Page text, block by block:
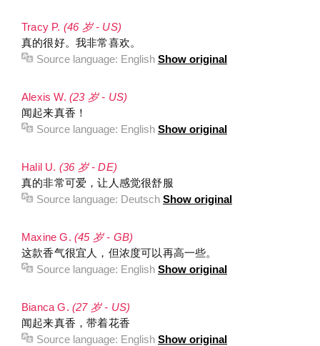
Tracy P. (46 岁 - US)
真的很好。我非常喜欢。
Source language: English Show original
Alexis W. (23 岁 - US)
闻起来真香！
Source language: English Show original
Halil U. (36 岁 - DE)
真的非常可爱，让人感觉很舒服
Source language: Deutsch Show original
Maxine G. (45 岁 - GB)
这款香气很宜人，但浓度可以再高一些。
Source language: English Show original
Bianca G. (27 岁 - US)
闻起来真香，带着花香
Source language: English Show original